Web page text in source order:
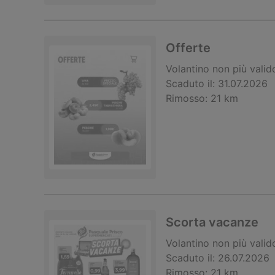
Offerte
Volantino non più
Scaduto il: 31.07.2026
Rimosso: 21 km
Scorta vacanze
Volantino non più
Scaduto il: 26.07.2026
Rimosso: 21 km